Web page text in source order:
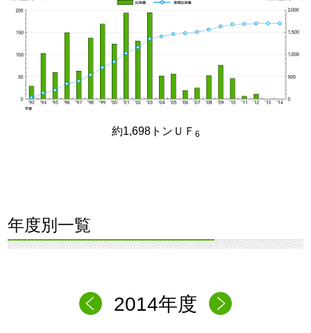
約1,698トンＵＦ 6
年度別一覧
2014年度